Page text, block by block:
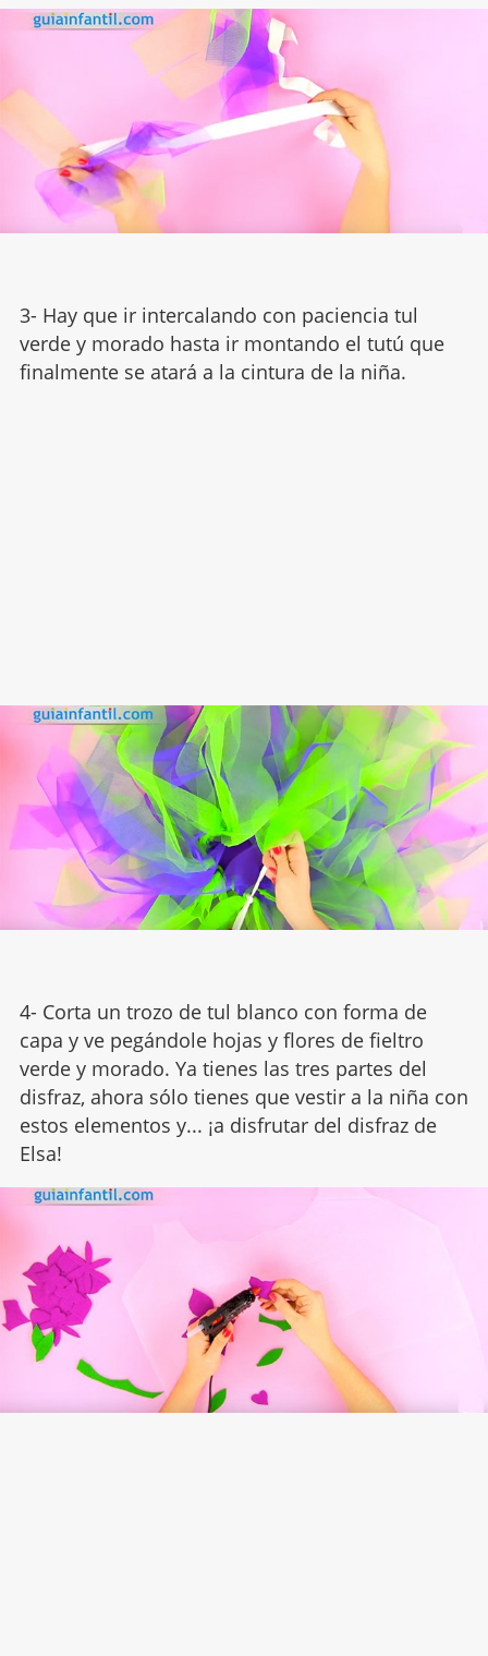
3- Hay que ir intercalando con paciencia tul
verde y morado hasta ir montando el tutú que
finalmente se atará a la cintura de la niña.
4- Corta un trozo de tul blanco con forma de
capa y ve pegándole hojas y flores de fieltro
verde y morado. Ya tienes las tres partes del
disfraz, ahora sólo tienes que vestir a la niña con
estos elementos y... ¡a disfrutar del disfraz de
Elsa!